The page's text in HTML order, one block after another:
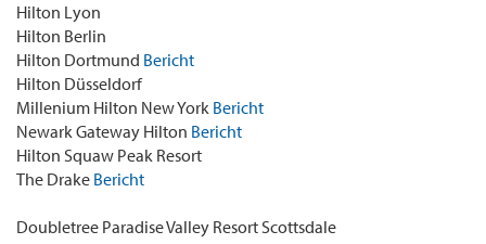
Hilton Lyon
Hilton Berlin
Hilton Dortmund Bericht
Hilton Düsseldorf
Millenium Hilton New York Bericht
Newark Gateway Hilton Bericht
Hilton Squaw Peak Resort
The Drake Bericht
Doubletree Paradise Valley Resort Scottsdale